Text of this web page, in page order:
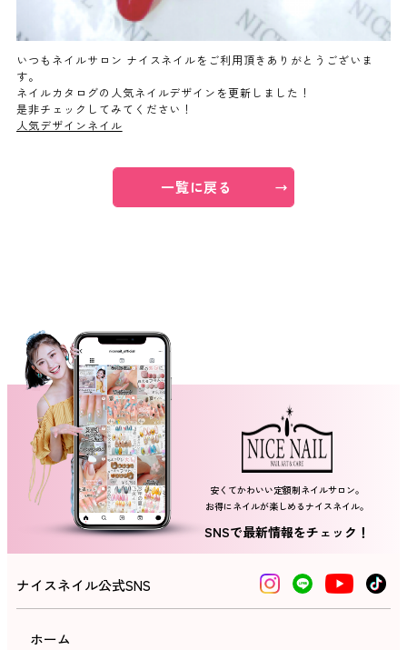
消費者志向自主宣言
新着情報
採用情報
いつもネイルサロン ナイスネイルをご利用頂きありがとうございま
す。
ネイルカタログの人気ネイルデザインを更新しました！
是非チェックしてみてください！
人気デザインネイル
一覧に戻る
安くてかわいい定額制ネイルサロン。
お得にネイルが楽しめるナイスネイル。
SNSで最新情報をチェック！
ナイスネイル公式SNS
ホーム